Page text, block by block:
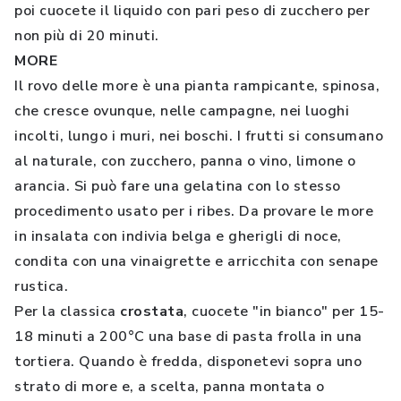
poi cuocete il liquido con pari peso di zucchero per
non più di 20 minuti.
MORE
Il rovo delle more è una pianta rampicante, spinosa,
che cresce ovunque, nelle campagne, nei luoghi
incolti, lungo i muri, nei boschi. I frutti si consumano
al naturale, con zucchero, panna o vino, limone o
arancia. Si può fare una gelatina con lo stesso
procedimento usato per i ribes. Da provare le more
in insalata con indivia belga e gherigli di noce,
condita con una vinaigrette e arricchita con senape
rustica.
Per la classica crostata, cuocete "in bianco" per 15-
18 minuti a 200°C una base di pasta frolla in una
tortiera. Quando è fredda, disponetevi sopra uno
strato di more e, a scelta, panna montata o